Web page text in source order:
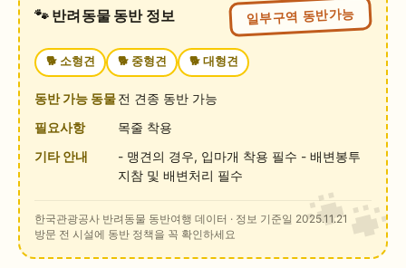
🐾 반려동물 동반 정보 일부구역 동반가능
🐕 소형견 🐕 중형견 🐕 대형견
동반 가능 동물전 견종 동반 가능
필요사항
목줄 착용
기타 안내
- 맹견의 경우, 입마개 착용 필수 - 배변봉투
지참 및 배변처리 필수
한국관광공사 반려동물 동반여행 데이터 · 정보 기준일 2025.11.21
방문 전 시설에 동반 정책을 꼭 확인하세요